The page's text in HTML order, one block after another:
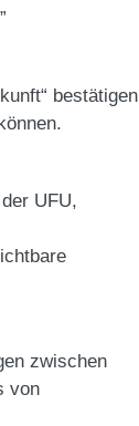
bestätigen
UFU,
zwischen
von